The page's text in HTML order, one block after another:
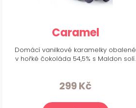
Caramel
Domácí vanilkové karamelky obalené
v hořké čokoláda 54,5% s Maldon solí.
299Kč